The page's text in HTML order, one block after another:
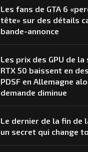
Les fans de GTA 6
tête» sur des détails
bande-annonce
Les prix des GPU de la
RTX 50 baissent en
PDSF en Allemagne
demande diminue
Le dernier de la fin de
un secret qui change